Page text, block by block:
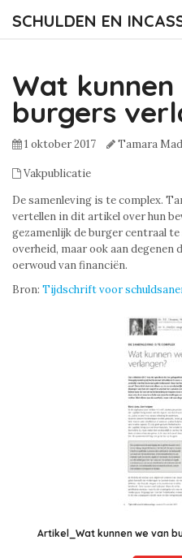
SCHULDEN EN
Wat
burgers
1 oktober 2017 Tamara
Vakpublicatie
De samenleving is te complex.
vertellen in dit artikel over hun
gezamenlijk de burger centraal
overheid, maar ook aan
oerwoud van financiën.
Bron: Tijdschrift voor
Artikel_Wat kunnen we van